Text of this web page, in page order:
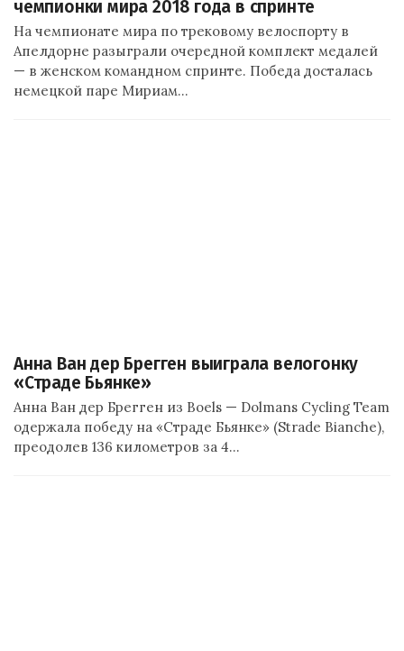
чемпионки мира 2018 года в спринте
На чемпионате мира по трековому велоспорту в
Апелдорне разыграли очередной комплект медалей
— в женском командном спринте. Победа досталась
немецкой паре Мириам…
Анна Ван дер Брегген выиграла велогонку
«Страде Бьянке»
Анна Ван дер Брегген из Boels — Dolmans Cycling Team
одержала победу на «Страде Бьянке» (Strade Bianche),
преодолев 136 километров за 4…